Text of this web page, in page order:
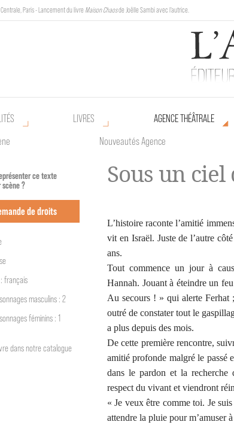
Paris - Lancement du livre Maison Chaosde Joëlle Sambi avec l'autrice.
: Halles de Schaerbeek, Bruxelles - L'Arche sera présente au Poetik Bazar tout le weekend !
LIVRES
AGENCE THÉÂTRALE
Nouveautés Agence
ce texte
scène ?
de droits
: français
masculins : 2
féminins : 1
dans notre catalogue
Sous un
L’histoire raconte l’amitié
vit en Israël. Juste de l’autre
ans.
Tout commence un jour à
Hannah. Jouant à éteindre un
Au secours ! » qui alerte
outré de constater tout le
a plus depuis des mois.
De cette première rencontre,
amitié profonde malgré le passé
dans le pardon et la recherche
respect du vivant et viendront
« Je veux être comme toi. Je
attendre la pluie pour m’amuser